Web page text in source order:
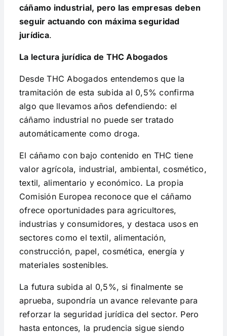
cáñamo industrial, pero las empresas deben
seguir actuando con máxima seguridad
jurídica.
La lectura jurídica de THC Abogados
Desde THC Abogados entendemos que la
tramitación de esta subida al 0,5% confirma
algo que llevamos años defendiendo: el
cáñamo industrial no puede ser tratado
automáticamente como droga.
El cáñamo con bajo contenido en THC tiene
valor agrícola, industrial, ambiental, cosmético,
textil, alimentario y económico. La propia
Comisión Europea reconoce que el cáñamo
ofrece oportunidades para agricultores,
industrias y consumidores, y destaca usos en
sectores como el textil, alimentación,
construcción, papel, cosmética, energía y
materiales sostenibles.
La futura subida al 0,5%, si finalmente se
aprueba, supondría un avance relevante para
reforzar la seguridad jurídica del sector. Pero
hasta entonces, la prudencia sigue siendo